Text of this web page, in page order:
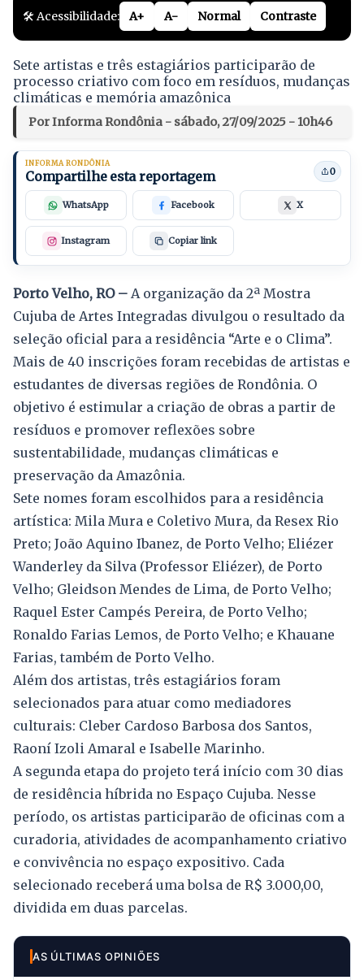
🛠️ Acessibilidade: A+ A- Normal Contraste
Sete artistas e três estagiários participarão de
processo criativo com foco em resíduos, mudanças
climáticas e memória amazônica
Por Informa Rondônia - sábado, 27/09/2025 - 10h46
INFORMA RONDÔNIA
Compartilhe esta reportagem 0
WhatsApp Facebook X
Instagram Copiar link
Porto Velho, RO – A organização da 2ª Mostra
Cujuba de Artes Integradas divulgou o resultado da
seleção oficial para a residência “Arte e o Clima”.
Mais de 40 inscrições foram recebidas de artistas e
estudantes de diversas regiões de Rondônia. O
objetivo é estimular a criação de obras a partir de
resíduos e promover reflexões sobre
sustentabilidade, mudanças climáticas e
preservação da Amazônia.
Sete nomes foram escolhidos para a residência
artística: Mila Mura e Coletivo Mura, da Resex Rio
Preto; João Aquino Ibanez, de Porto Velho; Eliézer
Wanderley da Silva (Professor Eliézer), de Porto
Velho; Gleidson Mendes de Lima, de Porto Velho;
Raquel Ester Campés Pereira, de Porto Velho;
Ronaldo Farias Lemos, de Porto Velho; e Khauane
Farias, também de Porto Velho.
Além dos artistas, três estagiários foram
selecionados para atuar como mediadores
culturais: Cleber Cardoso Barbosa dos Santos,
Raoní Izoli Amaral e Isabelle Marinho.
A segunda etapa do projeto terá início com 30 dias
de residência híbrida no Espaço Cujuba. Nesse
período, os artistas participarão de oficinas com a
curadoria, atividades de acompanhamento criativo
e convivência no espaço expositivo. Cada
selecionado receberá uma bolsa de R$ 3.000,00,
dividida em duas parcelas.
AS ÚLTIMAS OPINIÕES